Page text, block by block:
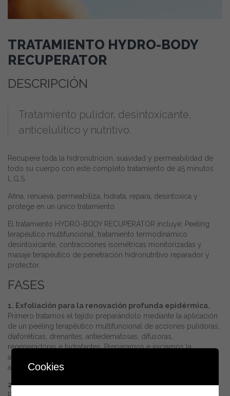
TRATAMIENTO HYDRO-BODY
RECUPERATOR
DESCRIPCIÓN
Tratamiento pulidor, desintoxicante,
anticelulítico y nutritivo.
Recupere toda la hidronutrición, suavidad y permeabilidad de
todo su cuerpo con este completo tratamiento de 45 minutos
L.G.S.
Afina, renueva, permeabiliza, hidrata, repara, desintoxica y
protege en un único tratamiento.
El tratamiento HYDRO-BODY RECUPERATOR incluye: Peeling
terapéutico multifuncional, tratamiento termodinámico
desintoxicante, contracciones isométricas monitorizadas y
masaje terapéutico de penetración hidronutritivo reparador y
protector.
FASES
1. Exfoliación para la renovación profunda epidérmica.
Primero tratamos el tejido preparándolo mediante la aplicación
de un peeling terapéutico multifuncional de acciones pulidoras,
diaforéticas, drenantes, antiedematosas, difusoras,
regeneradoras e hidratantes. Preparamos e iniciamos la
activación del metabolismo energético y la descomposición
adipocitaria.
2. Desintoxicación Termo-dinámica.
Cookies